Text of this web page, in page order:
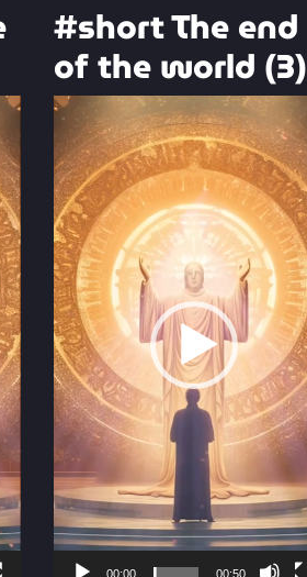
#short The end
of the world (3)
Video
Player
00:00 00:50